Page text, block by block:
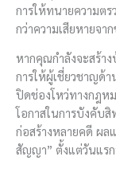
การให้ทนายความต
กว่าความเสียหายจ
หากคุณกำลังจะสร้า
การให้ผู้เชี่ยวชาญด้
ปิดช่องโหว่ทางกฎห
โอกาสในการบังคับ
ก่อสร้างหลายคดี ผล
สัญญา” ตั้งแต่วันแร